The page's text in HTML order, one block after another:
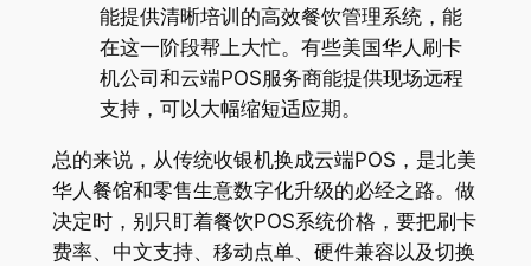
能提供清晰培训的高效餐饮管理系统，能
在这一阶段帮上大忙。有些美国华人刷卡
机公司和云端POS服务商能提供现场远程
支持，可以大幅缩短适应期。
总的来说，从传统收银机换成云端POS，是北美
华人餐馆和零售生意数字化升级的必经之路。做
决定时，别只盯着餐饮POS系统价格，要把刷卡
费率、中文支持、移动点单、硬件兼容以及切换